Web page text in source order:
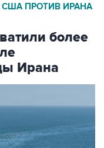
более
Ирана